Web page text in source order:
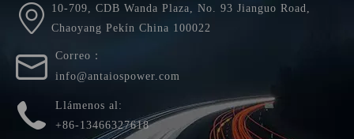
10-709, CDB Wanda Plaza, No. 93 Jianguo Road,
Chaoyang Pekín China 100022
Correo：
info@antaiospower.com
Llámenos al:
+86-13466327618